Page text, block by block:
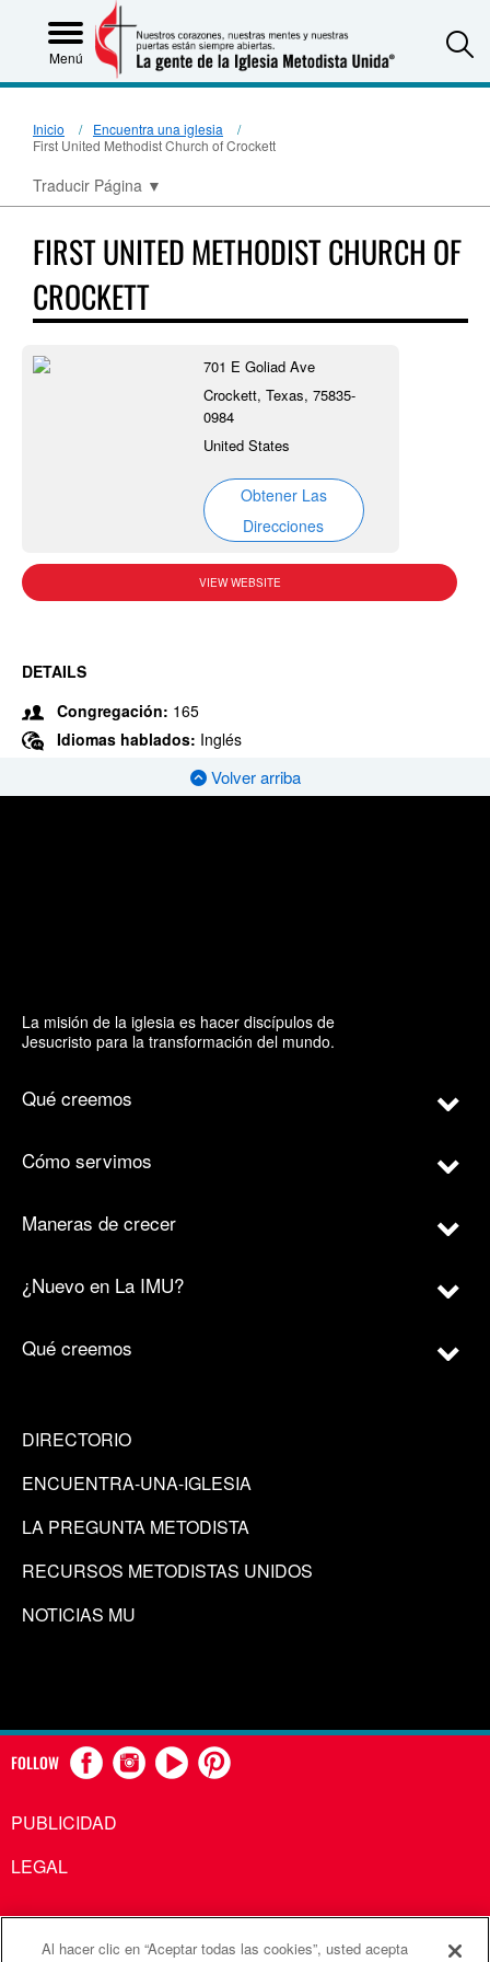
Menú
Inicio
Encuentra una iglesia
First United Methodist Church of Crockett
Traducir Página ▼
FIRST UNITED METHODIST CHURCH OF
CROCKETT
701 E Goliad Ave
Crockett, Texas, 75835-
0984
United States
Obtener Las
Direcciones
VIEW WEBSITE
DETAILS
Congregación: 165
Idiomas hablados: Inglés
Volver arriba
La misión de la iglesia es hacer discípulos de
Jesucristo para la transformación del mundo.
Qué creemos
Cómo servimos
Maneras de crecer
¿Nuevo en La IMU?
Qué creemos
DIRECTORIO
ENCUENTRA-UNA-IGLESIA
LA PREGUNTA METODISTA
RECURSOS METODISTAS UNIDOS
NOTICIAS MU
FOLLOW
PUBLICIDAD
LEGAL
Al hacer clic en “Aceptar todas las cookies”, usted acepta